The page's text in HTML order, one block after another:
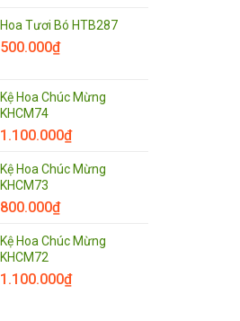
Hoa Tươi Bó HTB287
500.000₫
Kệ Hoa Chúc Mừng
KHCM74
1.100.000₫
Kệ Hoa Chúc Mừng
KHCM73
800.000₫
Kệ Hoa Chúc Mừng
KHCM72
1.100.000₫